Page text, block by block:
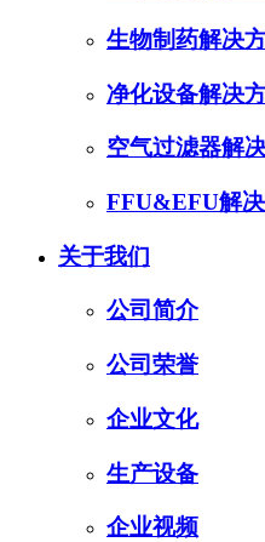
生物制药解决
净化设备解决
空气过滤器解
FFU&EFU解
关于我们
公司简介
公司荣誉
企业文化
生产设备
企业视频